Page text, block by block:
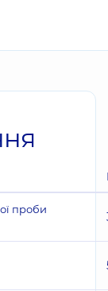
проби